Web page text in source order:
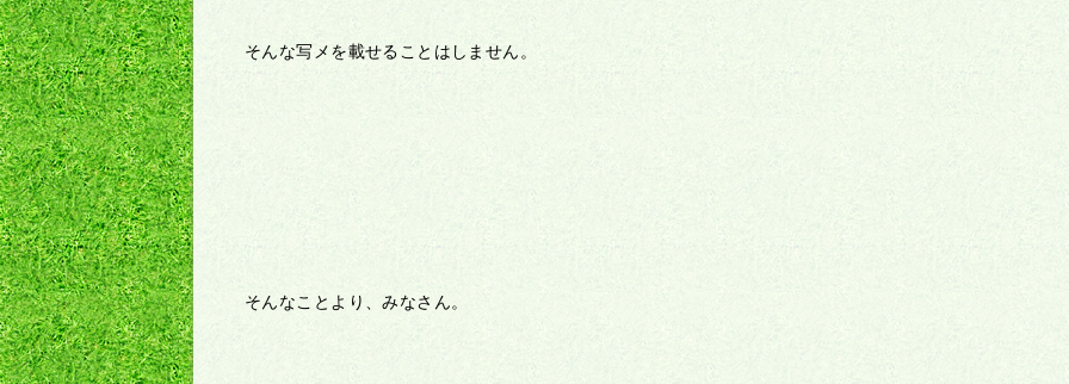
そんな写メを載せることはしません。
そんなことより、みなさん。